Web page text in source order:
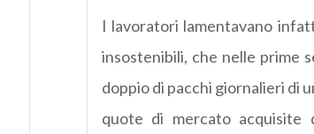
I lavoratori lamentavano
insostenibili, che nelle prime
doppio di pacchi giornalieri di
quote di mercato acquisite